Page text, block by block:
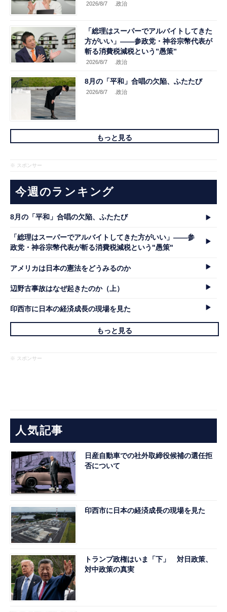
2026/8/7 .政治
「総理はスーパーでアルバイトしてきた
方がいい」――参政党・神谷宗幣代表が
斬る消費税減税という”愚策”
2026/8/7 .政治
8月の「平和」合唱の欠陥、ふたたび
2026/8/7 .政治
もっと見る
※ スポンサー
今週のランキング
8月の「平和」合唱の欠陥、ふたたび
「総理はスーパーでアルバイトしてきた方がいい」――参
政党・神谷宗幣代表が斬る消費税減税という"愚策"
アメリカは日本の憲法をどうみるのか
辺野古事故はなぜ起きたのか（上）
印西市に日本の経済成長の現場を見た
もっと見る
※ スポンサー
人気記事
日産自動車での社外取締役候補の選任拒
否について
印西市に日本の経済成長の現場を見た
トランプ政権はいま「下」 対日政策、
対中政策の真実